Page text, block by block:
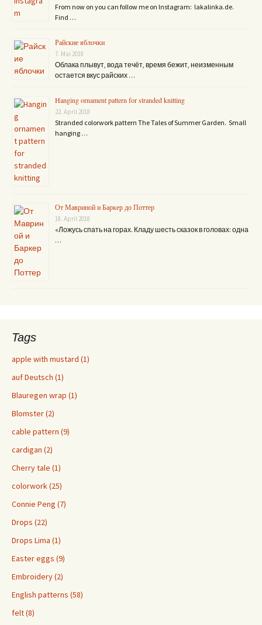
From now on you can follow me on Instagram: lakalinka.de.
Find …
Райские яблочки
7. Mai 2018
Облака плывут, вода течёт, время бежит, неизменным
остается вкус райских …
Hanging ornament pattern for stranded knitting
22. April 2018
Stranded colorwork pattern The Tales of Summer Garden. Small
hanging …
От Мавриной и Баркер до Поттер
18. April 2018
«Ложусь спать на горах. Кладу шесть сказок в головах: одна
…
Tags
apple with mustard (1)
auf Deutsch (1)
Blauregen wrap (1)
Blomster (2)
cable pattern (9)
cardigan (2)
Cherry tale (1)
colorwork (25)
Connie Peng (7)
Drops (22)
Drops Lima (1)
Easter eggs (9)
Embroidery (2)
English patterns (58)
felt (8)